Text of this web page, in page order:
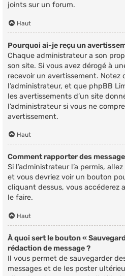
joints sur un forum.
Haut
Pourquoi ai-je reçu un
Chaque administrateur a son
son site. Si vous avez dérogé à
recevoir un avertissement. Notez
l’administrateur, et que phpBB
les avertissements d’un site
l’administrateur si vous ne
avertissement.
Haut
Comment rapporter des
Si l’administrateur l’a permis,
et vous devriez voir un bouton
cliquant dessus, vous accéderez
le faire.
Haut
À quoi sert le bouton «
rédaction de message ?
Il vous permet de sauvegarder
messages et de les poster